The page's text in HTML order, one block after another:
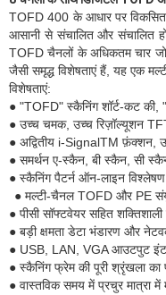
TOFD 400 के आधार पर विकसित
आसानी से संचालित और संचालित
TOFD चैनलों के अधिकतम चार
जैसी समृद्ध विशेषताएं हैं, यह एक
विशेषताएं:
● "TOFD" स्कैनिंग शॉर्ट-कट
● उच्च चमक, उच्च रिज़ॉल्यूशन
● अद्वितीय i-SignalTM फ़ंक्शन,
● समर्थन ए-स्कैन, बी स्कैन, सी
● स्कैनिंग पैटर्न ऑन-लाइन
● मल्टी-चैनल TOFD और PE
● पीसी सॉफ्टवेयर सहित
● बड़ी क्षमता डेटा भंडारण और
● USB, LAN, VGA आउटपुट
● स्कैनिंग फ्रेम की पूरी श्रृंखला
● वास्तविक समय में प्रचुर मात्रा में